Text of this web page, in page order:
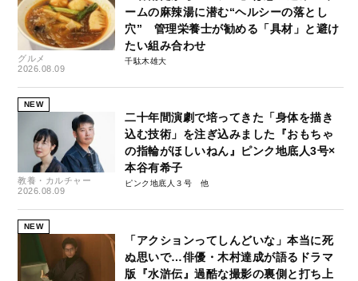
グルメ
2026.08.09
ームの麻辣湯に潜む“ヘルシーの落とし
穴” 管理栄養士が勧める「具材」と避け
たい組み合わせ
千駄木雄大
NEW
教養・カルチャー
2026.08.09
二十年間演劇で培ってきた「身体を描き
込む技術」を注ぎ込みました『おもちゃ
の指輪がほしいねん』ピンク地底人3号×
本谷有希子
ピンク地底人３号
NEW
「アクションってしんどいな」本当に死
ぬ思いで…俳優・木村達成が語るドラマ
版『水滸伝』過酷な撮影の裏側と打ち上